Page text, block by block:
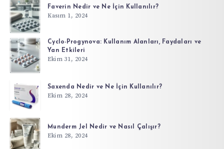
Faverin Nedir ve Ne İçin Kullanılır?
Kasım 1, 2024
Cyclo-Progynova: Kullanım Alanları, Faydaları ve
Yan Etkileri
Ekim 31, 2024
Saxenda Nedir ve Ne İçin Kullanılır?
Ekim 28, 2024
Munderm Jel Nedir ve Nasıl Çalışır?
Ekim 28, 2024